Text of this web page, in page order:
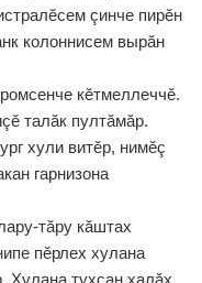
çинче пирӗн
колоннисем вырăн
кӗтмеллеччӗ.
талăк пултăмăр.
хули витӗр, нимӗç
гарнизона
тăру кăштах
пӗрлех хулана